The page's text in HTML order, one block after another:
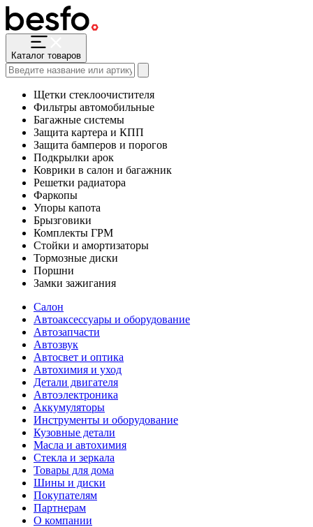
Каталог товаров
Щетки стеклоочистителя
Фильтры автомобильные
Багажные системы
Защита картера и КПП
Защита бамперов и порогов
Подкрылки арок
Коврики в салон и багажник
Решетки радиатора
Фаркопы
Упоры капота
Брызговики
Комплекты ГРМ
Стойки и амортизаторы
Тормозные диски
Поршни
Замки зажигания
Салон
Автоаксессуары и оборудование
Автозапчасти
Автозвук
Автосвет и оптика
Автохимия и уход
Детали двигателя
Автоэлектроника
Аккумуляторы
Инструменты и оборудование
Кузовные детали
Масла и автохимия
Стекла и зеркала
Товары для дома
Шины и диски
Покупателям
Партнерам
О компании